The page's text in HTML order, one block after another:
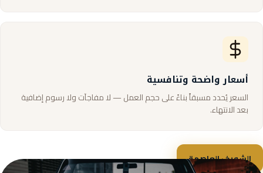
أسعار واضحة وتنافسية
السعر يُحدد مسبقاً بناءً على حجم العمل — لا مفاجآت ولا رسوم إضافية
بعد الانتهاء.
الشويخ · العاصمة